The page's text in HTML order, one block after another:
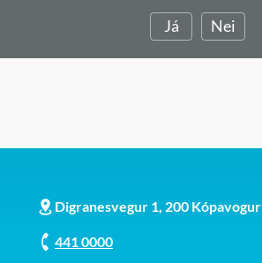
Já Nei
Digranesvegur 1, 200 Kópavogur
441 0000